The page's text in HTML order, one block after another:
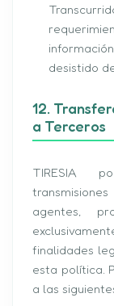
desistido
12.
a Terceros
TIRESIA
agentes,
finalidades
esta política.
a las